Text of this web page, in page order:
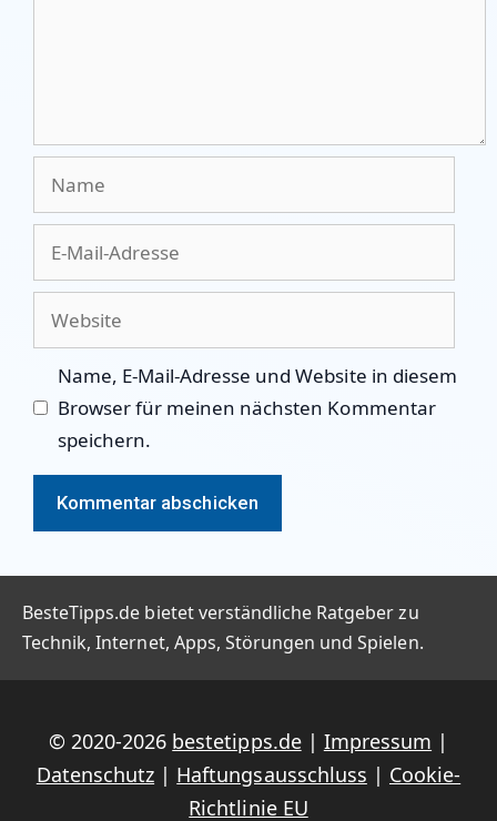
Name, E-Mail-Adresse und Website in diesem
Browser für meinen nächsten Kommentar
speichern.
BesteTipps.de bietet verständliche Ratgeber zu
Technik, Internet, Apps, Störungen und Spielen.
© 2020-2026 bestetipps.de| Impressum |
Datenschutz | Haftungsausschluss | Cookie-
Richtlinie EU